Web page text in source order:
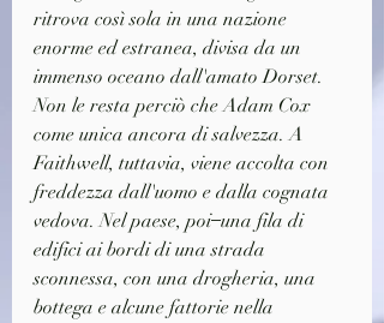
ritrova così sola in una nazione
enorme ed estranea, divisa da un
immenso oceano dall'amato Dorset.
Non le resta perciò che Adam Cox
come unica ancora di salvezza. A
Faithwell, tuttavia, viene accolta con
freddezza dall'uomo e dalla cognata
vedova. Nel paese, poi ̶ una fila di
edifici ai bordi di una strada
sconnessa, con una drogheria, una
bottega e alcune fattorie nella